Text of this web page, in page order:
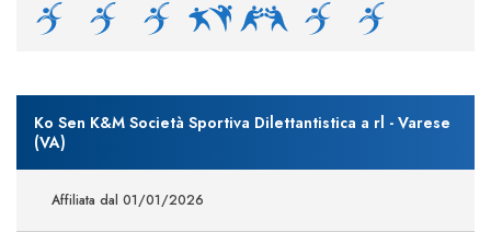
Ko Sen K&M Società Sportiva Dilettantistica a rl - Varese
(VA)
Affiliata dal 01/01/2026